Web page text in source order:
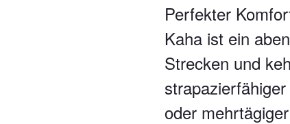
Perfekter
Kaha ist ein
Strecken und
oder